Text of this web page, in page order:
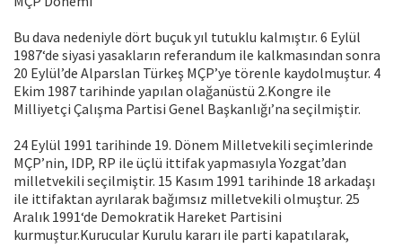
Bu dava nedeniyle dört buçuk yıl tutuklu kalmıştır. 6 Eylül
1987‘de siyasi yasakların referandum ile kalkmasından sonra
20 Eylül’de Alparslan Türkeş MÇP’ye törenle kaydolmuştur. 4
Ekim 1987 tarihinde yapılan olağanüstü 2.Kongre ile
Milliyetçi Çalışma Partisi Genel Başkanlığı’na seçilmiştir.
24 Eylül 1991 tarihinde 19. Dönem Milletvekili seçimlerinde
MÇP’nin, IDP, RP ile üçlü ittifak yapmasıyla Yozgat’dan
milletvekili seçilmiştir. 15 Kasım 1991 tarihinde 18 arkadaşı
ile ittifaktan ayrılarak bağımsız milletvekili olmuştur. 25
Aralık 1991‘de Demokratik Hareket Partisini
kurmuştur.Kurucular Kurulu kararı ile parti kapatılarak,